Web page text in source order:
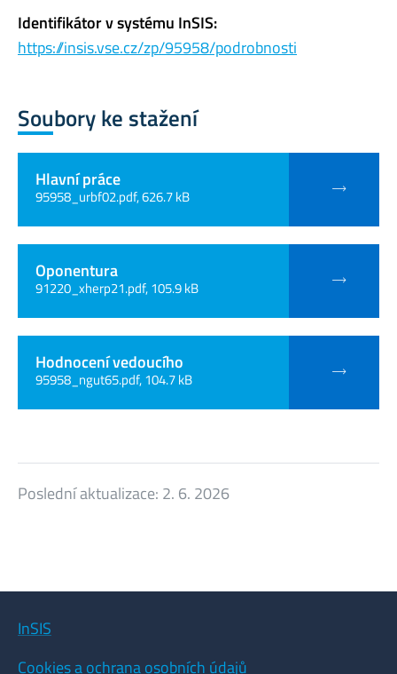
Identifikátor v systému InSIS:
https://insis.vse.cz/zp/95958/podrobnosti
Soubory ke stažení
Hlavní práce
95958_urbf02.pdf, 626.7 kB
Oponentura
91220_xherp21.pdf, 105.9 kB
Hodnocení vedoucího
95958_ngut65.pdf, 104.7 kB
Poslední aktualizace: 2. 6. 2026
InSIS
Cookies a ochrana osobních údajů